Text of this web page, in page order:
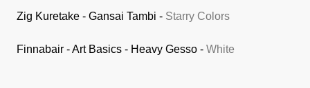
Zig Kuretake - Gansai Tambi - Starry Colors
Finnabair - Art Basics - Heavy Gesso - White